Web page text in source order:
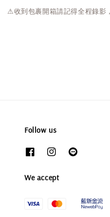
⚠收到包裹開箱請記得全程錄影
Follow us
We accept